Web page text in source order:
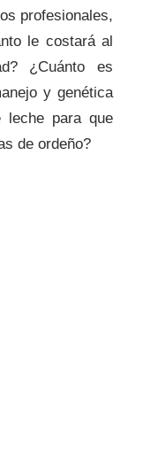
profesionales,
le costará al
¿Cuánto es
y genética
leche para que
de ordeño?